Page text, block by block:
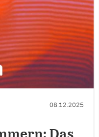
08.12.2025